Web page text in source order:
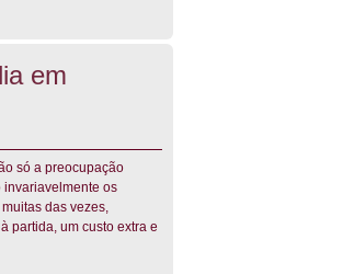
em
só a preocupação
invariavelmente os
das vezes,
partida, um custo extra e